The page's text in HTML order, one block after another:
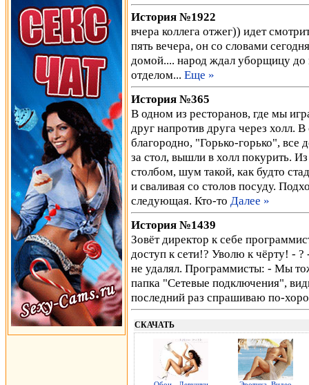
История №1922
вчера коллега отжег)) идет
пять вечера, он со словами
домой.... народ ждал уборщицу до
отделом... Еще »
История №365
В одном из ресторанов, где мы
друг напротив друга через холл.
благородно, "Горько-горько", все
за стол, вышли в холл покурить.
столбом, шум такой, как будто
и сваливая со столов посуду.
следующая. Кто-то Далее »
История №1439
Зовёт директор к себе
доступ к сети!? Уволю к чёрту! -
не удалял. Программисты: - Мы
папка "Сетевые подключения",
последний раз спрашиваю по-
СКАЧАТЬ